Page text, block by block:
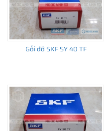
SKF Ngọc Anh - Đại lý
Phân phối các loại gối đỡ vòng
Gối đỡ SKF SY 40 TF